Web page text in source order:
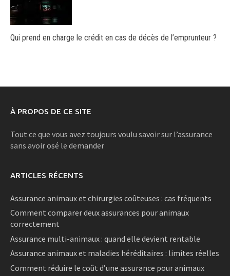
Qui prend en charge le crédit en cas de décès de l’emprunteur ?
À PROPOS DE CE SITE
Tout ce que vous avez toujours voulu savoir sur l’assurance
sans avoir osé le demander
ARTICLES RÉCENTS
Assurance animaux et chirurgies coûteuses : cas fréquents
Comment comparer deux assurances pour animaux
correctement
Assurance multi-animaux : quand elle devient rentable
Assurance animaux et maladies héréditaires : limites réelles
Comment réduire le coût d’une assurance pour animaux